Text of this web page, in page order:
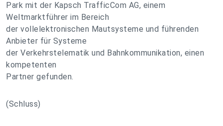
Park mit der Kapsch TrafficCom AG, einem
Weltmarktführer im Bereich
der vollelektronischen Mautsysteme und führenden
Anbieter für Systeme
der Verkehrstelematik und Bahnkommunikation, einen
kompetenten
Partner gefunden.
(Schluss)